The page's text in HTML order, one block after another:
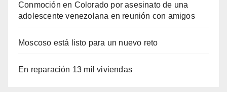
Conmoción en Colorado por asesinato de una
adolescente venezolana en reunión con amigos
Moscoso está listo para un nuevo reto
En reparación 13 mil viviendas